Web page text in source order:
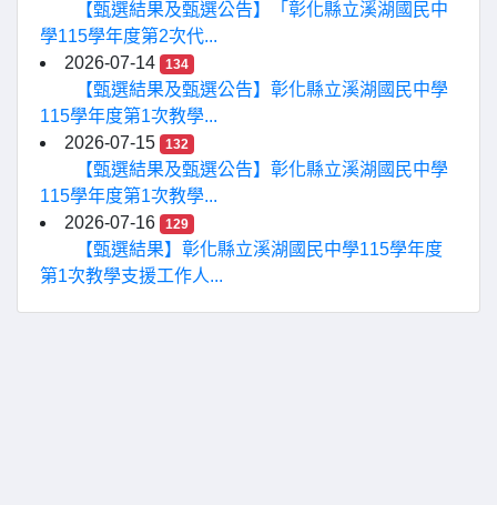
【甄選結果及甄選公告】「彰化縣立溪湖國民中
學115學年度第2次代...
2026-07-14
134
【甄選結果及甄選公告】彰化縣立溪湖國民中學
115學年度第1次教學...
2026-07-15
132
【甄選結果及甄選公告】彰化縣立溪湖國民中學
115學年度第1次教學...
2026-07-16
129
【甄選結果】彰化縣立溪湖國民中學115學年度
第1次教學支援工作人...